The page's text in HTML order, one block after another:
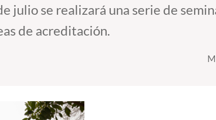
julio se realizará una serie de
de acreditación.